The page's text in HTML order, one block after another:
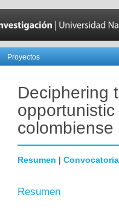
Proyectos
Deciphering
colombiense
Resumen | Convocatoria
Resumen